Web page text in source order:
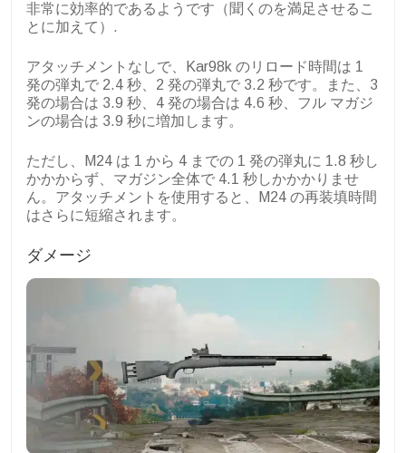
非常に効率的であるようです（聞くのを満足させるこ
とに加えて）.
アタッチメントなしで、Kar98k のリロード時間は 1
発の弾丸で 2.4 秒、2 発の弾丸で 3.2 秒です。また、3
発の場合は 3.9 秒、4 発の場合は 4.6 秒、フル マガジ
ンの場合は 3.9 秒に増加します。
ただし、M24 は 1 から 4 までの 1 発の弾丸に 1.8 秒し
かかからず、マガジン全体で 4.1 秒しかかかりませ
ん。アタッチメントを使用すると、M24 の再装填時間
はさらに短縮されます。
ダメージ